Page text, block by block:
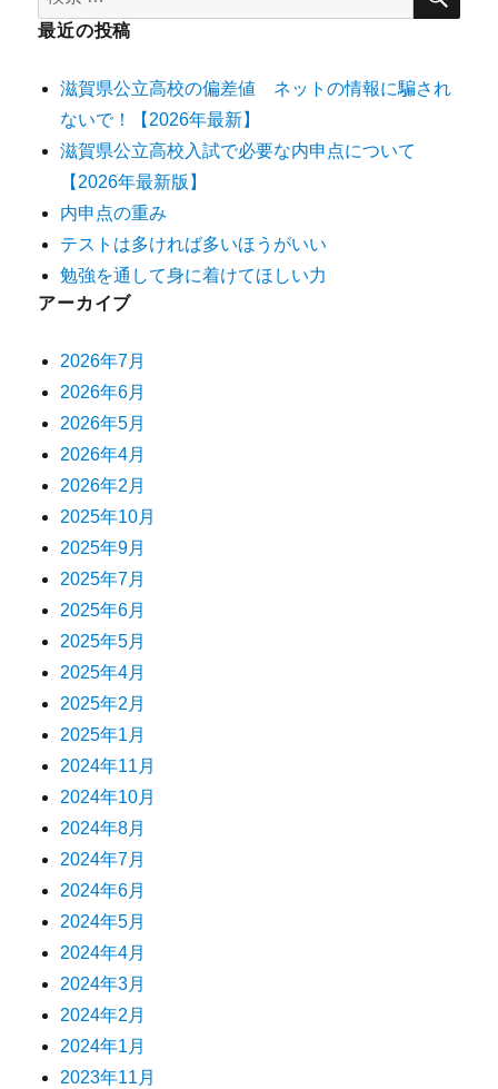
最近の投稿
滋賀県公立高校の偏差値 ネットの情報に騙され
ないで！【2026年最新】
滋賀県公立高校入試で必要な内申点について
【2026年最新版】
内申点の重み
テストは多ければ多いほうがいい
勉強を通して身に着けてほしい力
アーカイブ
2026年7月
2026年6月
2026年5月
2026年4月
2026年2月
2025年10月
2025年9月
2025年7月
2025年6月
2025年5月
2025年4月
2025年2月
2025年1月
2024年11月
2024年10月
2024年8月
2024年7月
2024年6月
2024年5月
2024年4月
2024年3月
2024年2月
2024年1月
2023年11月